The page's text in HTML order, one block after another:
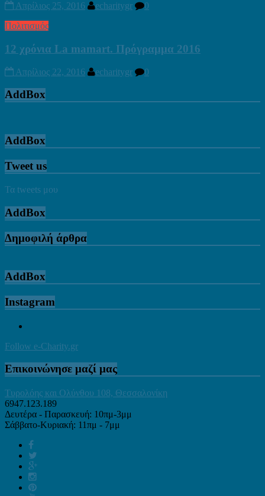
Απρίλιος 25, 2016 echaritygr
0
Πολιτισμός
12 χρόνια La mamart. Πρόγραμμα 2016
Απρίλιος 22, 2016 echaritygr 0
AddBox
AddBox
Tweet us
Τα tweets μου
AddBox
Δημοφιλή άρθρα
AddBox
Instagram
Follow e-Charity.gr
Επικοινώνησε μαζί μας
Τυρολόης και Ολύνθου 108, Θεσσαλονίκη
6947.123.189
Δευτέρα - Παρασκευή: 10πμ-3μμ
Σάββατο-Κυριακή: 11πμ - 7μμ